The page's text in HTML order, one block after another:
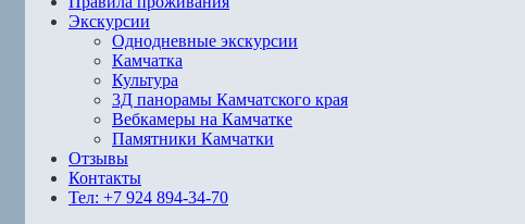
Экскурсии
Однодневные экскурсии
Камчатка
Культура
3Д панорамы Камчатского края
Вебкамеры на Камчатке
Памятники Камчатки
Отзывы
Контакты
Тел: +7 924 894-34-70